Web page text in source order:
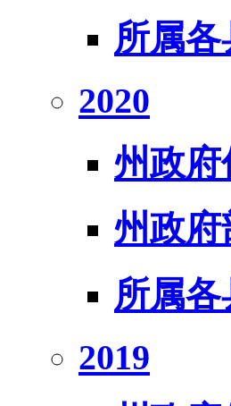
所属
2020
州政府
州政府
所属
2019